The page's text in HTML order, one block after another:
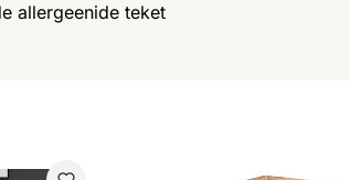
allergeenide teket